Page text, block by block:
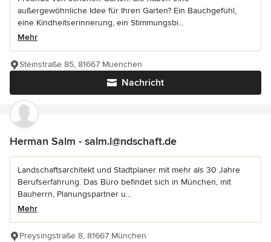
außergewöhnliche Idee für Ihren Garten? Ein Bauchgefühl,
eine Kindheitserinnerung, ein Stimmungsbi...
Mehr
Nachricht
Steinstraße 85, 81667 Muenchen
Herman Salm - salm.l@ndschaft.de
Landschaftsarchitekt und Stadtplaner mit mehr als 30 Jahre
Berufserfahrung. Das Büro befindet sich in München, mit
Bauherrn, Planungspartner u...
Mehr
Preysingstraße 8, 81667 München